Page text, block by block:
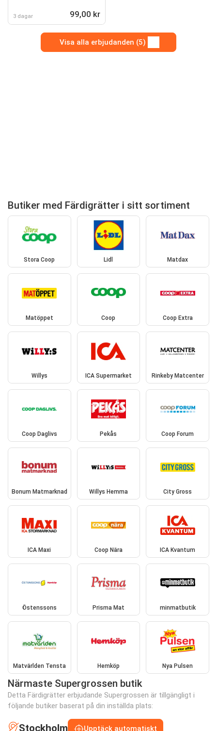
3 dagar 99,00 kr
Visa alla erbjudanden (5)
Butiker med Färdigrätter i sitt sortiment
Stora Coop Lidl Matdax
Matöppet Coop Coop Extra
Willys ICA Supermarket Rinkeby Matcenter
Coop Daglivs Pekås Coop Forum
Bonum Matmarknad Willys Hemma City Gross
ICA Maxi Coop Nära ICA Kvantum
Östenssons Prisma Mat minmatbutik
Matvärlden Tensta Hemköp Nya Pulsen
Närmaste Supergrossen butik
Detta Färdigrätter erbjudande Supergrossen är tillgängligt i
följande butiker baserat på din inställda plats:
Stockholm Upptäck automatiskt